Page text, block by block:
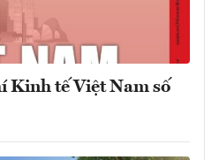
Kinh tế Việt Nam số